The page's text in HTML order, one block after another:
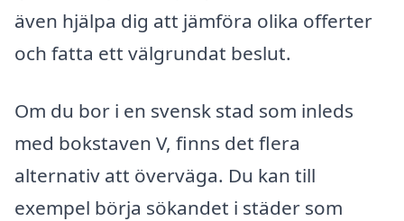
även hjälpa dig att jämföra olika offerter
och fatta ett välgrundat beslut.
Om du bor i en svensk stad som inleds
med bokstaven V, finns det flera
alternativ att överväga. Du kan till
exempel börja sökandet i städer som